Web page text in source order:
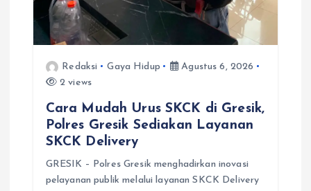
Redaksi Gaya Hidup
Agustus 6, 2026
2 views
Cara Mudah Urus SKCK di Gresik,
Polres Gresik Sediakan Layanan
SKCK Delivery
GRESIK – Polres Gresik menghadirkan inovasi
pelayanan publik melalui layanan SKCK Delivery